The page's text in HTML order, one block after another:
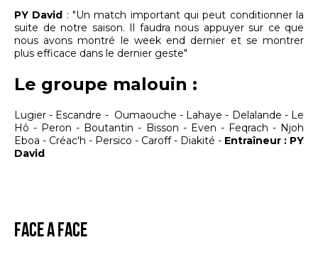
PY David : "Un match important qui peut conditionner la
suite de notre saison. Il faudra nous appuyer sur ce que
nous avons montré le week end dernier et se montrer
plus efficace dans le dernier geste"
Le groupe malouin :
Lugier - Escandre - Oumaouche - Lahaye - Delalande - Le
Hô - Peron - Boutantin - Bisson - Even - Feqrach - Njoh
Eboa - Créac'h - Persico - Caroff - Diakité - Entraîneur : PY
David
FACE A FACE